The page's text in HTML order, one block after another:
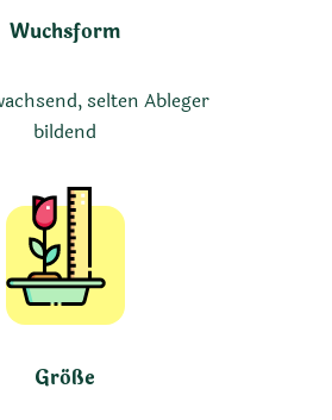
Wuchsform
selten Ableger
bildend
Größe